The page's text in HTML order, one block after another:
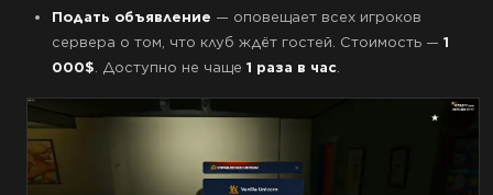
Подать объявление — оповещает всех игроков
сервера о том, что клуб ждёт гостей. Стоимость — 1
000$. Доступно не чаще 1 раза в час.